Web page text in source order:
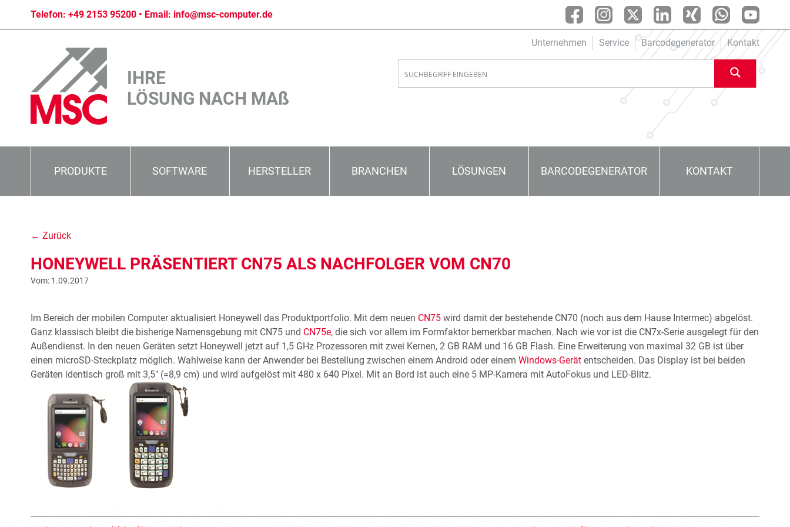
Telefon: +49 2153 95200 • Email: info@msc-computer.de
Unternehmen Service Barcodegenerator Kontakt
IHRE
LÖSUNG NACH MAß
PRODUKTE SOFTWARE HERSTELLER BRANCHEN LÖSUNGEN BARCODEGENERATOR KONTAKT
← Zurück
HONEYWELL PRÄSENTIERT CN75 ALS NACHFOLGER VOM CN70
Vom: 1.09.2017
Im Bereich der mobilen Computer aktualisiert Honeywell das Produktportfolio. Mit dem neuen CN75 wird damit der bestehende CN70 (noch aus dem Hause Intermec) abgelöst.
Ganz klassisch bleibt die bisherige Namensgebung mit CN75 und CN75e, die sich vor allem im Formfaktor bemerkbar machen. Nach wie vor ist die CN7x-Serie ausgelegt für den
Außendienst. In den neuen Geräten setzt Honeywell jetzt auf 1,5 GHz Prozessoren mit zwei Kernen, 2 GB RAM und 16 GB Flash. Eine Erweiterung von maximal 32 GB ist über
einen microSD-Steckplatz möglich. Wahlweise kann der Anwender bei Bestellung zwischen einem Android oder einem Windows-Gerät entscheiden. Das Display ist bei beiden
Geräten identisch groß mit 3,5″ (=8,9 cm) und wird aufgelöst mit 480 x 640 Pixel. Mit an Bord ist auch eine 5 MP-Kamera mit AutoFokus und LED-Blitz.